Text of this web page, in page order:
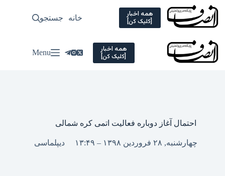
Skip
content
همه اخبار
[کلیک کن] خانه سیاسی
جستجو
همه اخبار
[کلیک کن] Menu
احتمال آغاز دوباره فعالیت اتمی کره شمالی
چهارشنبه, ۲۸ فروردین ۱۳۹۸ – ۱۳:۴۹ دیپلماسی